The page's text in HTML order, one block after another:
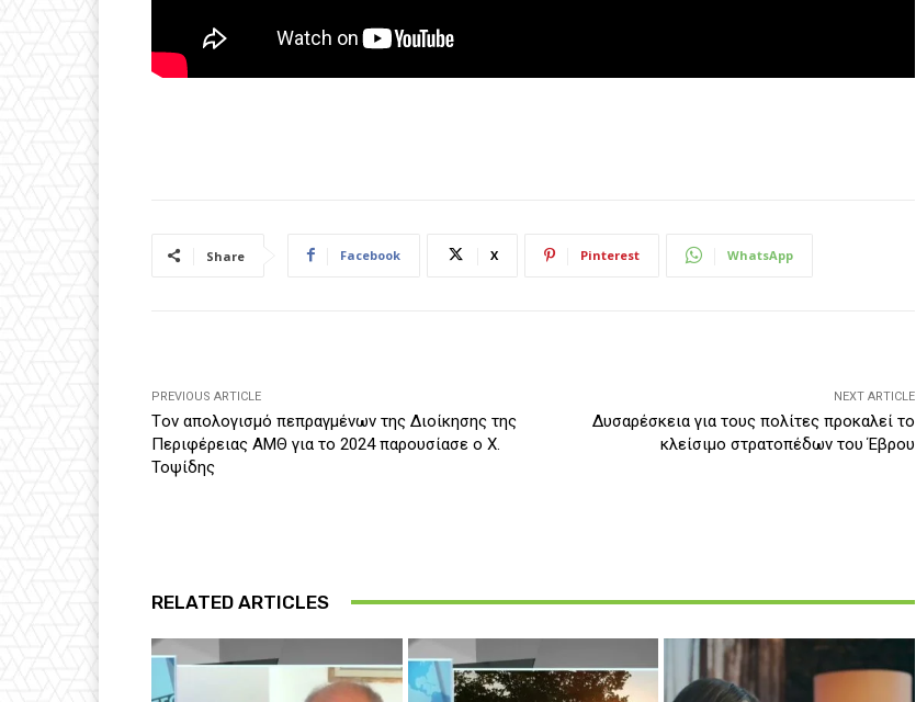
Share Facebook X Pinterest WhatsApp
PREVIOUS ARTICLE
Tον απολογισμό πεπραγμένων της Διοίκησης της
Περιφέρειας ΑΜΘ για το 2024 παρουσίασε ο Χ.
Τοψίδης
NEXT ARTICLE
Δυσαρέσκεια για τους πολίτες προκαλεί το
κλείσιμο στρατοπέδων του Έβρου
RELATED ARTICLES